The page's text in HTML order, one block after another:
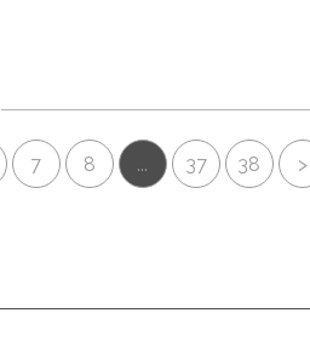
7 8 ... 37 38 >